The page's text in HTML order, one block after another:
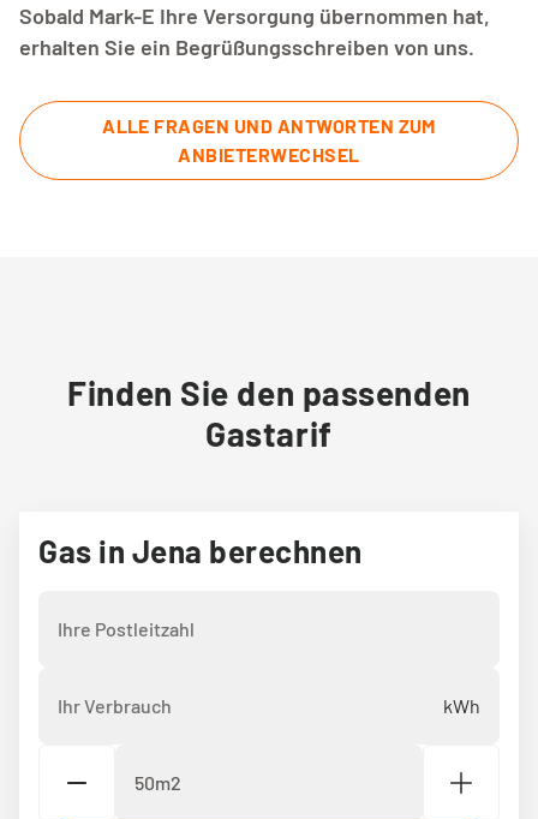
Sobald Mark-E Ihre Versorgung übernommen hat,
erhalten Sie ein Begrüßungsschreiben von uns.
ALLE FRAGEN UND ANTWORTEN ZUM
ANBIETERWECHSEL
Finden Sie den passenden
Gastarif
Gas in Jena berechnen